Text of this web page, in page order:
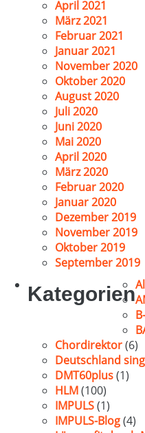
April 2021
März 2021
Februar 2021
Januar 2021
November 2020
Oktober 2020
August 2020
Juli 2020
Juni 2020
Mai 2020
April 2020
März 2020
Februar 2020
Januar 2020
Dezember 2019
November 2019
Oktober 2019
September 2019
Kategorien
Chordirektor(6)
Deutschland
DMT60plus(1)
HLM(100)
IMPULS(1)
IMPULS-Blog(4)